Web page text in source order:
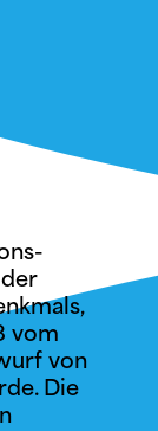
vom
von
Die